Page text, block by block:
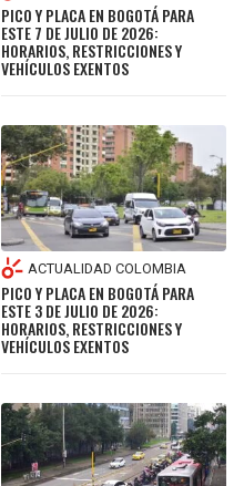
PICO Y PLACA EN BOGOTÁ PARA
ESTE 7 DE JULIO DE 2026:
HORARIOS, RESTRICCIONES Y
VEHÍCULOS EXENTOS
ACTUALIDAD COLOMBIA
PICO Y PLACA EN BOGOTÁ PARA
ESTE 3 DE JULIO DE 2026:
HORARIOS, RESTRICCIONES Y
VEHÍCULOS EXENTOS